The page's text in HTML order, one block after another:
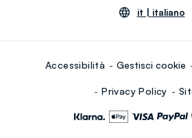
it | italiano
Accessibilità Gestisci cookie
Privacy Policy